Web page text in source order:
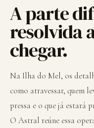
A parte
resolvida
chegar.
Na Ilha do Mel, os
como atravessar, quem
pressa e o que já estará
O Astral reúne essa